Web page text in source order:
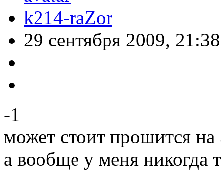
k214-raZor
29 сентября 2009, 21:38
-1
может стоит прошится
а вообще у меня никогда